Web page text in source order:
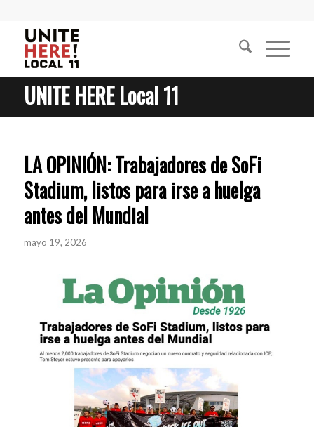
UNITE HERE Local 11
LA OPINIÓN: Trabajadores de SoFi
Stadium, listos para irse a huelga
antes del Mundial
mayo 19, 2026